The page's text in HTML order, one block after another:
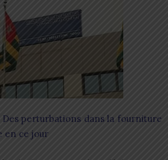
perturbations dans la fourniture
en ce jour